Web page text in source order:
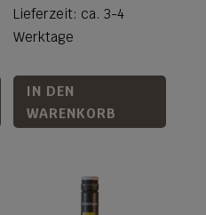
Lieferzeit: ca. 3-4
Werktage
IN DEN
WARENKORB